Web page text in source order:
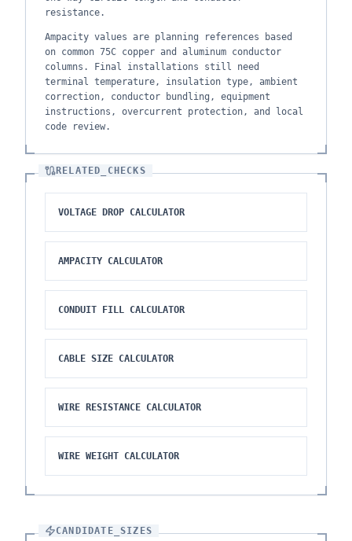
resistance.
Ampacity values are planning references based
on common 75C copper and aluminum conductor
columns. Final installations still need
terminal temperature, insulation type, ambient
correction, conductor bundling, equipment
instructions, overcurrent protection, and local
code review.
RELATED_CHECKS
VOLTAGE DROP CALCULATOR
AMPACITY CALCULATOR
CONDUIT FILL CALCULATOR
CABLE SIZE CALCULATOR
WIRE RESISTANCE CALCULATOR
WIRE WEIGHT CALCULATOR
CANDIDATE_SIZES